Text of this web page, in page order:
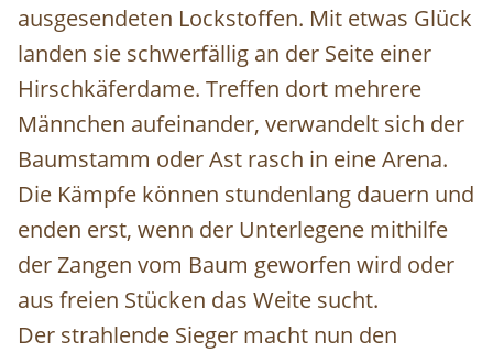
ausgesendeten Lockstoffen. Mit etwas Glück
landen sie schwerfällig an der Seite einer
Hirschkäferdame. Treffen dort mehrere
Männchen aufeinander, verwandelt sich der
Baumstamm oder Ast rasch in eine Arena.
Die Kämpfe können stundenlang dauern und
enden erst, wenn der Unterlegene mithilfe
der Zangen vom Baum geworfen wird oder
aus freien Stücken das Weite sucht.
Der strahlende Sieger macht nun den